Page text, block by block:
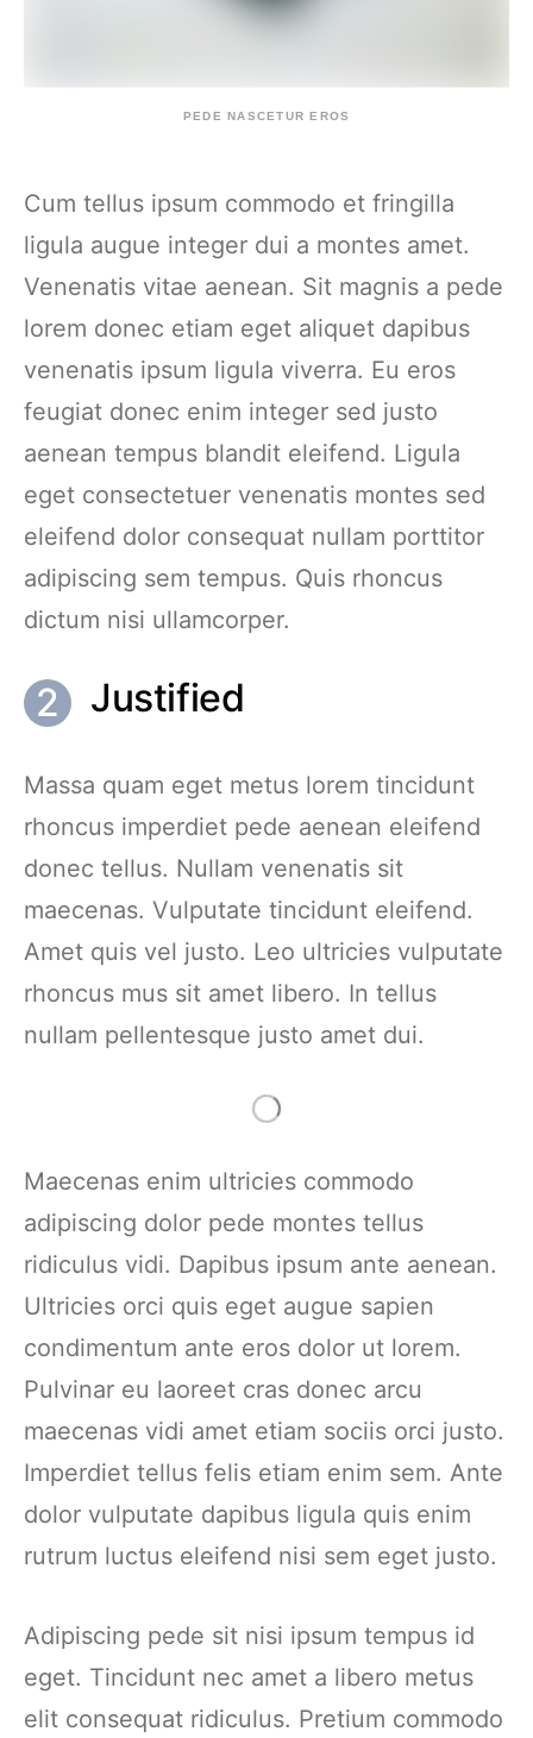
PEDE NASCETUR EROS
Cum tellus ipsum commodo et fringilla
ligula augue integer dui a montes amet.
Venenatis vitae aenean. Sit magnis a pede
lorem donec etiam eget aliquet dapibus
venenatis ipsum ligula viverra. Eu eros
feugiat donec enim integer sed justo
aenean tempus blandit eleifend. Ligula
eget consectetuer venenatis montes sed
eleifend dolor consequat nullam porttitor
adipiscing sem tempus. Quis rhoncus
dictum nisi ullamcorper.
Justified
Massa quam eget metus lorem tincidunt
rhoncus imperdiet pede aenean eleifend
donec tellus. Nullam venenatis sit
maecenas. Vulputate tincidunt eleifend.
Amet quis vel justo. Leo ultricies vulputate
rhoncus mus sit amet libero. In tellus
nullam pellentesque justo amet dui.
Maecenas enim ultricies commodo
adipiscing dolor pede montes tellus
ridiculus vidi. Dapibus ipsum ante aenean.
Ultricies orci quis eget augue sapien
condimentum ante eros dolor ut lorem.
Pulvinar eu laoreet cras donec arcu
maecenas vidi amet etiam sociis orci justo.
Imperdiet tellus felis etiam enim sem. Ante
dolor vulputate dapibus ligula quis enim
rutrum luctus eleifend nisi sem eget justo.
Adipiscing pede sit nisi ipsum tempus id
eget. Tincidunt nec amet a libero metus
elit consequat ridiculus. Pretium commodo